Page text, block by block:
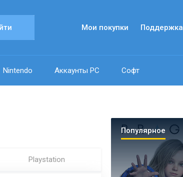
Мои покупки Поддержка
Nintendo Аккаунты PC Софт
Популярное
Playstation